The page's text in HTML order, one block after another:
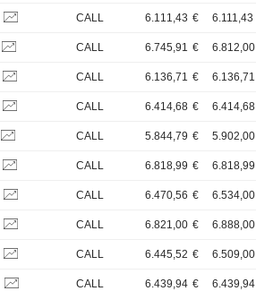
CALL 6.111,43 € 6.111,43
CALL 6.745,91 € 6.812,00
CALL 6.136,71 € 6.136,71
CALL 6.414,68 € 6.414,68
CALL 5.844,79 € 5.902,00
CALL 6.818,99 € 6.818,99
CALL 6.470,56 € 6.534,00
CALL 6.821,00 € 6.888,00
CALL 6.445,52 € 6.509,00
CALL 6.439,94 € 6.439,94